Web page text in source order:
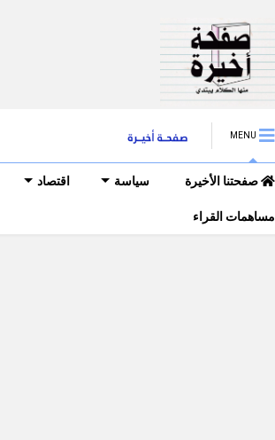
MENU
صفحتنا الأخيرة سياسة اقتصاد
مساهمات القراء